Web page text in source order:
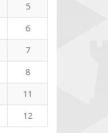
5
6
7
8
11
12